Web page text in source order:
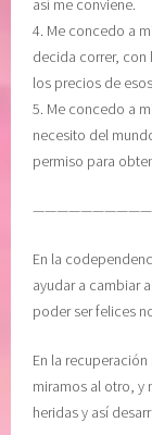
o
d
e
k
a
r
p
l
e
así me conviene.
4. Me concedo a
decida correr, con
los precios de
5. Me concedo a
necesito del
permiso para
En la
ayudar a cambiar
poder ser felices
En la
miramos al otro, y
heridas y así